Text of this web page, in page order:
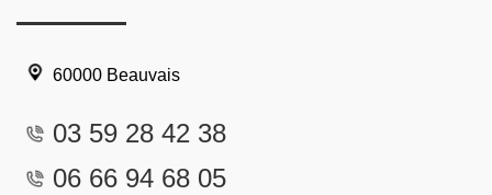
60000 Beauvais
03 59 28 42 38
06 66 94 68 05